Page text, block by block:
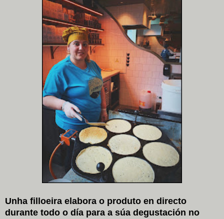
Unha filloeira elabora o produto en directo
durante todo o día para a súa degustación no